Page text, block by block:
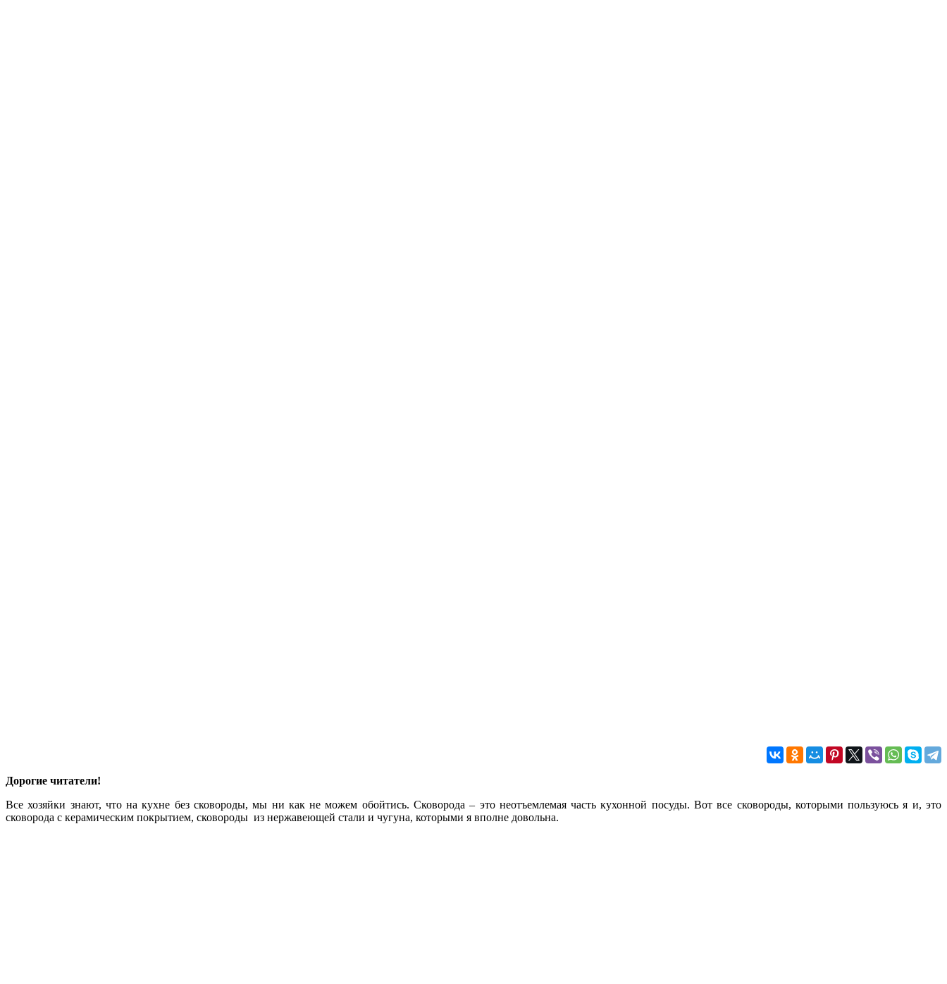
Дорогие читатели!
Все хозяйки знают, что на кухне без сковороды, мы ни как не можем обойтись. Сковорода – это неотъемлемая часть кухонной посуды. Вот все сковороды, которыми пользуюсь я и, это
сковорода с керамическим покрытием, сковороды из нержавеющей стали и чугуна, которыми я вполне довольна.